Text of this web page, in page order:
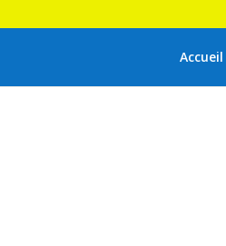
Accueil